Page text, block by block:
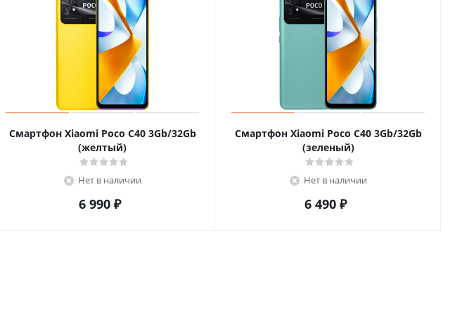
Смартфон Xiaomi Poco C40 3Gb/32Gb
(желтый)
Нет в наличии
6 990 ₽
Смартфон Xiaomi Poco C40 3Gb/32Gb
(зеленый)
Нет в наличии
6 490 ₽